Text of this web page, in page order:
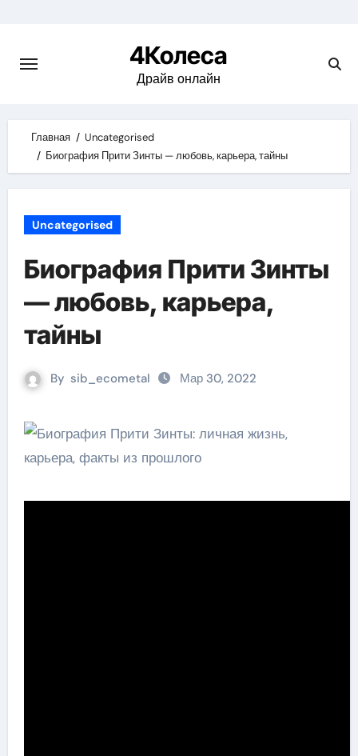
content
4Колеса
Драйв онлайн
Главная
Uncategorised
Биография Прити Зинты — любовь, карьера, тайны
Uncategorised
Биография Прити Зинты
— любовь, карьера,
тайны
By sib_ecometal Мар 30, 2022